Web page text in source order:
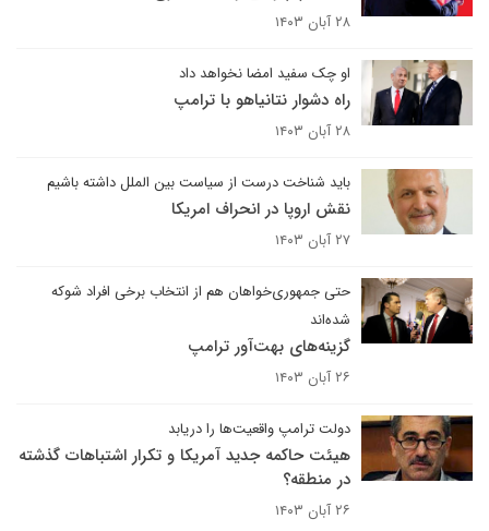
۲۸ آبان ۱۴۰۳
او چک سفید امضا نخواهد داد
راه دشوار نتانیاهو با ترامپ
۲۸ آبان ۱۴۰۳
باید شناخت درست از سیاست بین الملل داشته باشیم
نقش اروپا در انحراف امریکا
۲۷ آبان ۱۴۰۳
حتی جمهوری‌خواهان هم از انتخاب برخی افراد شوکه
شده‌اند
گزینه‌های بهت‌آور ترامپ
۲۶ آبان ۱۴۰۳
دولت ترامپ واقعیت‌ها را دریابد
هیئت حاکمه جدید آمریکا و تکرار اشتباهات گذشته
در منطقه؟
۲۶ آبان ۱۴۰۳